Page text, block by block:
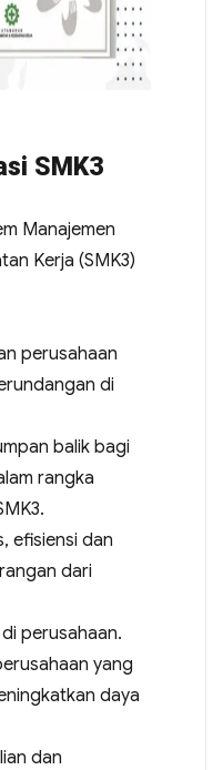
SMK3
Manajemen
Kerja (SMK3)
perusahaan
di
balik bagi
rangka
efisiensi dan
dari
perusahaan.
yang
daya
dan